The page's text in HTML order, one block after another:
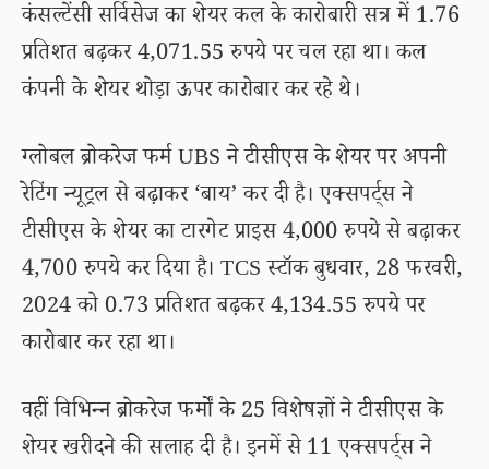
कंसल्टेंसी सर्विसेज का शेयर कल के कारोबारी सत्र में 1.76
प्रतिशत बढ़कर 4,071.55 रुपये पर चल रहा था। कल
कंपनी के शेयर थोड़ा ऊपर कारोबार कर रहे थे।
ग्लोबल ब्रोकरेज फर्म UBS ने टीसीएस के शेयर पर अपनी
रेटिंग न्यूट्रल से बढ़ाकर ‘बाय’ कर दी है। एक्सपर्ट्स ने
टीसीएस के शेयर का टारगेट प्राइस 4,000 रुपये से बढ़ाकर
4,700 रुपये कर दिया है। TCS स्टॉक बुधवार, 28 फरवरी,
2024 को 0.73 प्रतिशत बढ़कर 4,134.55 रुपये पर
कारोबार कर रहा था।
वहीं विभिन्न ब्रोकरेज फर्मों के 25 विशेषज्ञों ने टीसीएस के
शेयर खरीदने की सलाह दी है। इनमें से 11 एक्सपर्ट्स ने